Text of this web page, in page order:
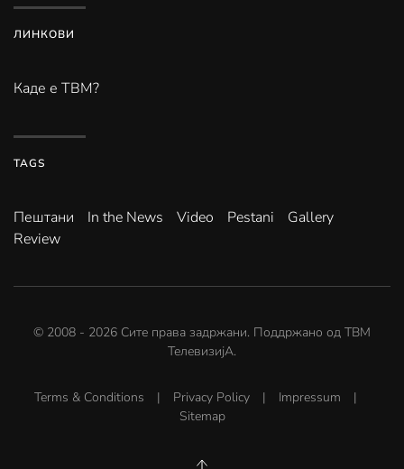
ЛИНКОВИ
Каде е ТВМ?
TAGS
Пештани In the News Video Pestani
Gallery
Review
© 2008 - 2026 Сите права задржани. Поддржано од ТВМ
ТелевизијА.
Terms & Conditions | Privacy Policy | Impressum |
Sitemap